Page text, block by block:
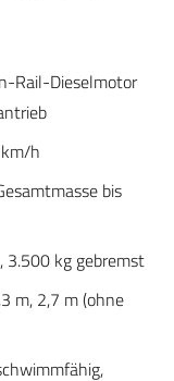
Rail-Dieselmotor
h
bis
3.500 kg gebremst
m, 2,7 m (ohne